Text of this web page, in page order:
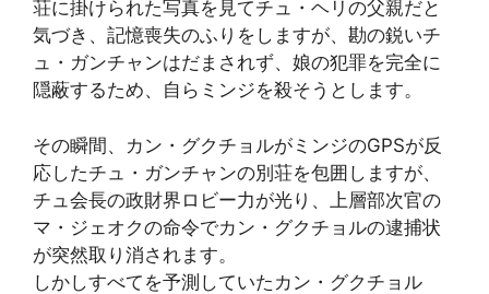
荘に掛けられた写真を見てチュ・ヘリの父親だと
気づき、記憶喪失のふりをしますが、勘の鋭いチ
ュ・ガンチャンはだまされず、娘の犯罪を完全に
隠蔽するため、自らミンジを殺そうとします。
その瞬間、カン・グクチョルがミンジのGPSが反
応したチュ・ガンチャンの別荘を包囲しますが、
チュ会長の政財界ロビー力が光り、上層部次官の
マ・ジェオクの命令でカン・グクチョルの逮捕状
が突然取り消されます。
しかしすべてを予測していたカン・グクチョル